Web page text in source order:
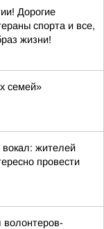
Дорогие
спорта и все,
жизни!
семей»
жителей
провести
волонтеров-